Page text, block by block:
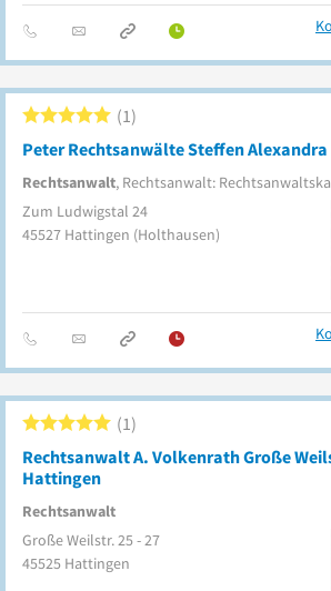
Peter Rechtsanwälte Steffen
Rechtsanwalt, Rechtsanwalt:
1
Zum Ludwigstal 24
45527 Hattingen (Holthausen)
Rechtsanwalt A. Volkenrath Große
Hattingen
Rechtsanwalt
1
Große Weilstr. 25 - 27
45525 Hattingen